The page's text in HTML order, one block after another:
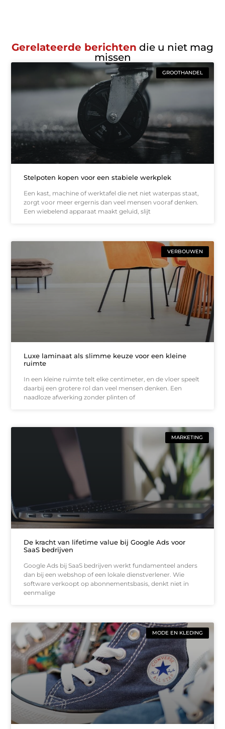
Gerelateerde berichten die u niet mag
missen
GROOTHANDEL
Stelpoten kopen voor een stabiele werkplek
Een kast, machine of werktafel die net niet waterpas staat,
zorgt voor meer ergernis dan veel mensen vooraf denken.
Een wiebelend apparaat maakt geluid, slijt
VERBOUWEN
Luxe laminaat als slimme keuze voor een kleine
ruimte
In een kleine ruimte telt elke centimeter, en de vloer speelt
daarbij een grotere rol dan veel mensen denken. Een
naadloze afwerking zonder plinten of
MARKETING
De kracht van lifetime value bij Google Ads voor
SaaS bedrijven
Google Ads bij SaaS bedrijven werkt fundamenteel anders
dan bij een webshop of een lokale dienstverlener. Wie
software verkoopt op abonnementsbasis, denkt niet in
eenmalige
MODE EN KLEDING